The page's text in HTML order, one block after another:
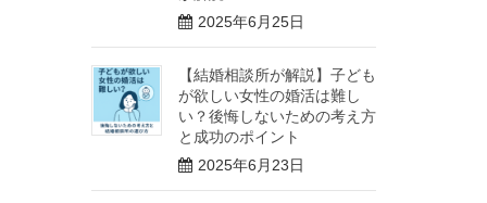
2025年6月25日
【結婚相談所が解説】子ども
が欲しい女性の婚活は難し
い？後悔しないための考え方
と成功のポイント
2025年6月23日